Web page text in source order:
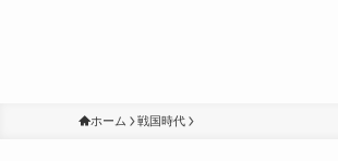
ホーム 戦国時代